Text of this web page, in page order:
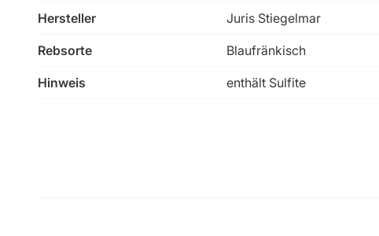
Hersteller Juris Stiegelmar
Rebsorte Blaufränkisch
Hinweis enthält Sulfite